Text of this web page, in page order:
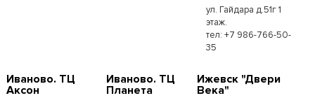
ул. Гайдара д.51г 1
этаж.
тел: +7 986-766-50-
35
Иваново. ТЦ
Аксон
Иваново. ТЦ
Планета
Ижевск "Двери
Века"